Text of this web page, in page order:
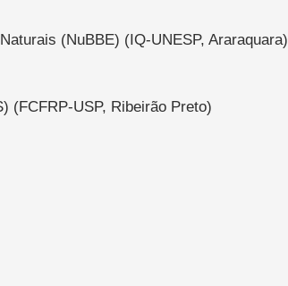
(NuBBE) (IQ-UNESP, Araraquara)
(FCFRP-USP, Ribeirão Preto)